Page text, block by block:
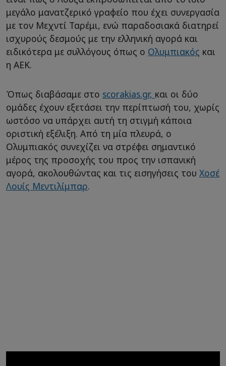
μεγάλο μανατζερικό γραφείο που έχει συνεργασία
με τον Μεχντί Ταρέμι, ενώ παραδοσιακά διατηρεί
ισχυρούς δεσμούς με την ελληνική αγορά και
ειδικότερα με συλλόγους όπως ο Ολυμπιακός και
η ΑΕΚ.
Όπως διαβάσαμε στο scorakias.gr, και οι δύο
ομάδες έχουν εξετάσει την περίπτωσή του, χωρίς
ωστόσο να υπάρχει αυτή τη στιγμή κάποια
οριστική εξέλιξη. Από τη μία πλευρά, ο
Ολυμπιακός συνεχίζει να στρέφει σημαντικό
μέρος της προσοχής του προς την ισπανική
αγορά, ακολουθώντας και τις εισηγήσεις του Χοσέ
Λουίς Μεντιλίμπαρ.